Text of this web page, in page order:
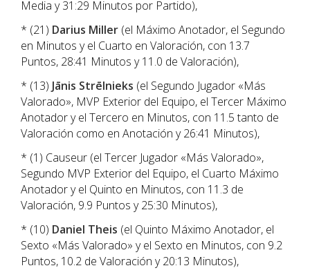
Media y 31:29 Minutos por Partido),
* (21) Darius Miller (el Máximo Anotador, el Segundo
en Minutos y el Cuarto en Valoración, con 13.7
Puntos, 28:41 Minutos y 11.0 de Valoración),
* (13) Jānis Strēlnieks (el Segundo Jugador «Más
Valorado», MVP Exterior del Equipo, el Tercer Máximo
Anotador y el Tercero en Minutos, con 11.5 tanto de
Valoración como en Anotación y 26:41 Minutos),
* (1) Causeur (el Tercer Jugador «Más Valorado»,
Segundo MVP Exterior del Equipo, el Cuarto Máximo
Anotador y el Quinto en Minutos, con 11.3 de
Valoración, 9.9 Puntos y 25:30 Minutos),
* (10) Daniel Theis (el Quinto Máximo Anotador, el
Sexto «Más Valorado» y el Sexto en Minutos, con 9.2
Puntos, 10.2 de Valoración y 20:13 Minutos),